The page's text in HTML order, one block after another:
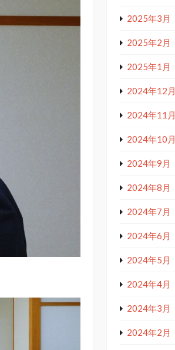
2025年3月
2025年2月
2025年1月
2024年12月
2024年11月
2024年10月
2024年9月
2024年8月
2024年7月
2024年6月
2024年5月
2024年4月
2024年3月
2024年2月